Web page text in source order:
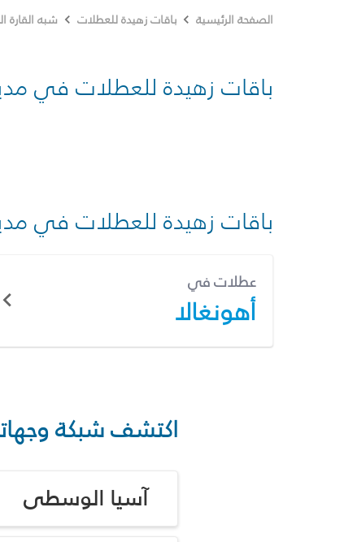
الصفحة الرئيسية باقات زهيدة للعطلات شبه القارة
باقات زهيدة للعطلات في
باقات زهيدة للعطلات في
عطلات في
أهونغالا
اكتشف شبكة
آسيا الوسطى